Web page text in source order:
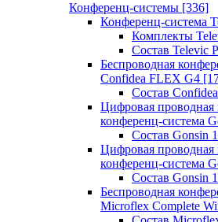
Конференц-системы [336]
Конференц-система
Комплекты
Состав Televic
Беспроводная
Confidea FLEX G4
Состав
Цифровая проводная
конференц-система
Состав Gonsin
Цифровая проводная
конференц-система
Состав Gonsin
Беспроводная
Microflex Complete